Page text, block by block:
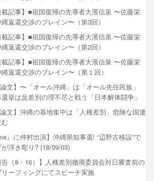
載記事】■祖国復帰の先導者大濱信泉 〜佐藤栄
返還交渉のブレイン〜（第3回）
載記事】■祖国復帰の先導者大濱信泉 〜佐藤栄
返還交渉のブレイン〜（第2回）
載記事】■祖国復帰の先導者大濱信泉 〜佐藤栄
返還交渉のブレイン〜（第１回）
論文】〜「オール沖縄」は「オール先住民族」
挙は反差別の理不尽と戦う「日本解体闘争」
論文】沖縄の基地集中は「人種差別」危険な国連
』に仲村出演】沖縄県知事選! “辺野古移設”で
浮き彫り? (18/09/03)
告（8・16）】人種差別撤廃委員会対日審査前の
ーフィングにてスピーチ実施